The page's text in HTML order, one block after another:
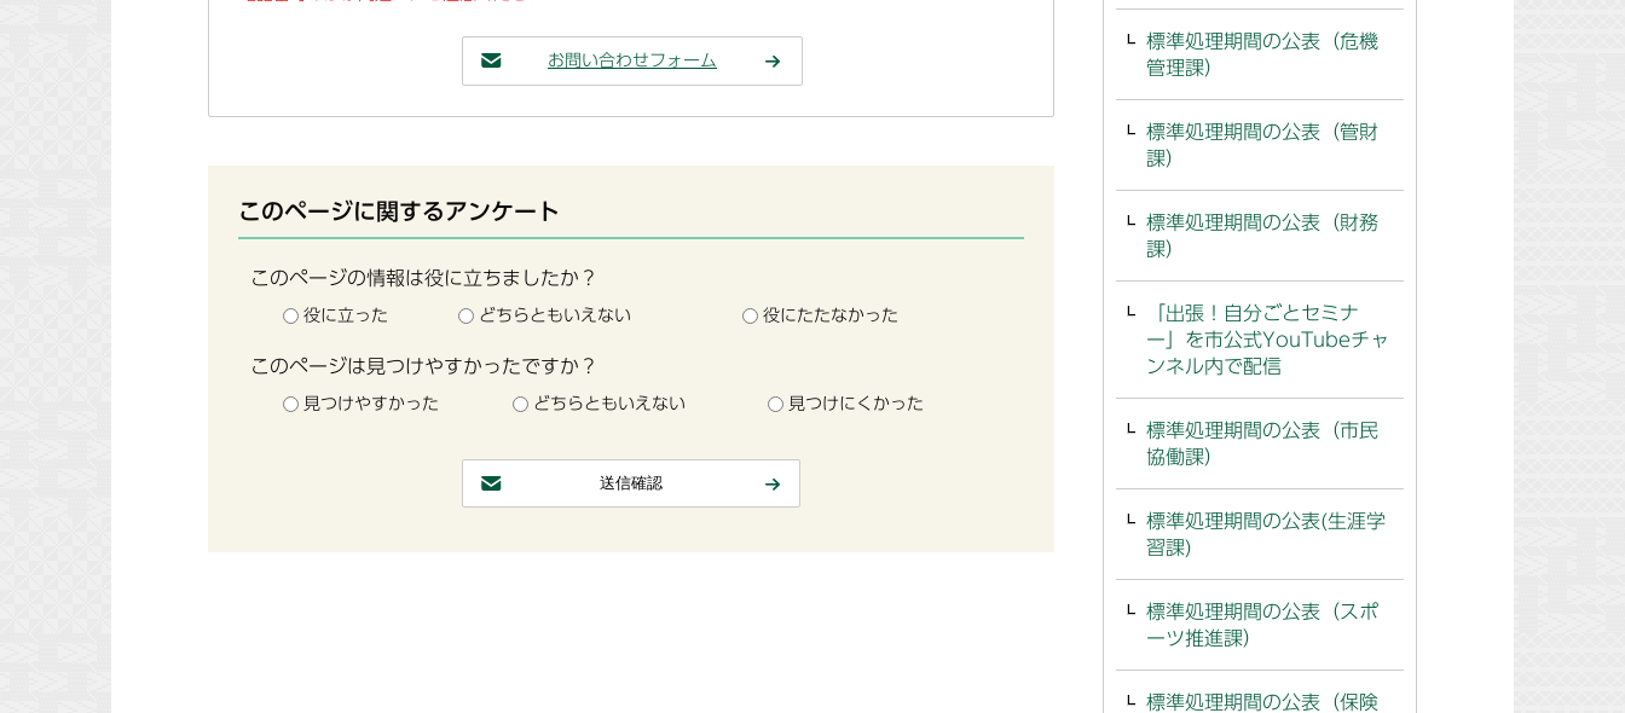
お問い合わせフォーム
このページに関するアンケート
このページの情報は役に立ちましたか？
役に立った どちらともいえない 役にたたなかった
このページは見つけやすかったですか？
見つけやすかった どちらともいえない 見つけにくかった
標準処理期間の公表（危機
管理課）
標準処理期間の公表（管財
課）
標準処理期間の公表（財務
課）
「出張！自分ごとセミナ
ー」を市公式YouTubeチャ
ンネル内で配信
標準処理期間の公表（市民
協働課）
標準処理期間の公表(生涯学
習課)
標準処理期間の公表（スポ
ーツ推進課）
標準処理期間の公表（保険